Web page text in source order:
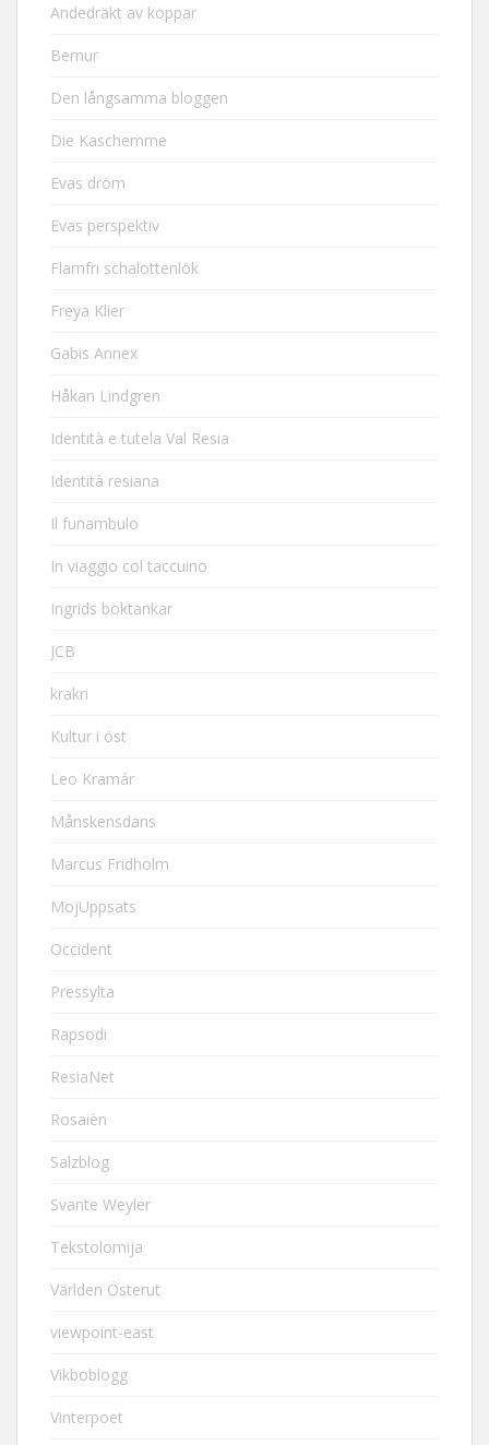
Andedräkt av koppar
Bernur
Den långsamma bloggen
Die Kaschemme
Evas dröm
Evas perspektiv
Flarnfri schalottenlök
Freya Klier
Gabis Annex
Håkan Lindgren
Identità e tutela Val Resia
Identità resiana
Il funambulo
In viaggio col taccuino
Ingrids boktankar
JCB
krakri
Kultur i öst
Leo Kramár
Månskensdans
Marcus Fridholm
MojUppsats
Occident
Pressylta
Rapsodi
ResiaNet
Rosaièn
Salzblog
Svante Weyler
Tekstolomija
Världen Österut
viewpoint-east
Vikboblogg
Vinterpoet